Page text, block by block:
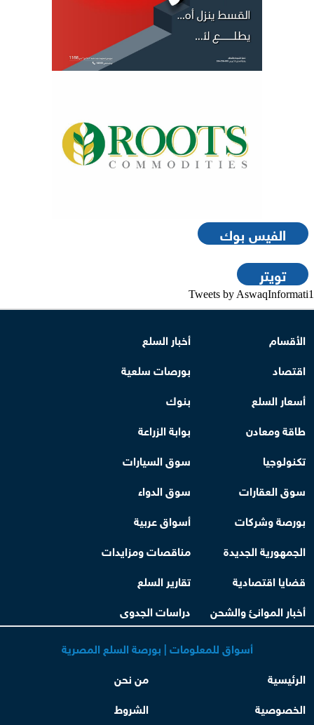
الفيس بوك
تويتر
Tweets by AswaqInformati1
الأقسام
أخبار السلع
اقتصاد
بورصات سلعية
أسعار السلع
بنوك
طاقة ومعادن
بوابة الزراعة
تكنولوجيا
سوق السيارات
سوق العقارات
سوق الدواء
بورصة وشركات
أسواق عربية
الجمهورية الجديدة
مناقصات ومزايدات
قضايا اقتصادية
تقارير السلع
أخبار الموانئ والشحن
دراسات الجدوى
أسواق للمعلومات | بورصة السلع المصرية
الرئيسية
من نحن
الخصوصية
الشروط